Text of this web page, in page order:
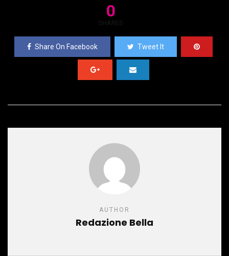
0
SHARES
Share On Facebook Tweet It
AUTHOR
Redazione Bella